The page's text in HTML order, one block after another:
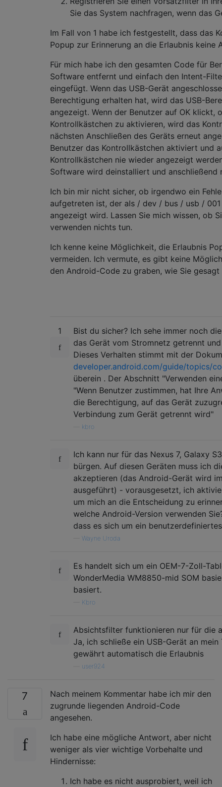
Sie das System nachfragen, wenn das
Im Fall von 1 habe ich festgestellt, dass das
Popup zur Erinnerung an die Erlaubnis keine
Für mich habe ich den gesamten Code für
Software entfernt und einfach den Intent-
eingefügt. Wenn das USB-Gerät
Berechtigung erhalten hat, wird das USB-
angezeigt. Wenn der Benutzer auf OK klickt,
Kontrollkästchen zu aktivieren, wird das
nächsten Anschließen des Geräts erneut
Benutzer das Kontrollkästchen aktiviert und
Kontrollkästchen nie wieder angezeigt
Software wird deinstalliert und anschließend
Ich bin mir nicht sicher, ob irgendwo ein
aufgetreten ist, der als / dev / bus / usb /
angezeigt wird. Lassen Sie mich wissen, ob
verwenden nichts tun.
Ich kenne keine Möglichkeit, die Erlaubnis
vermeiden. Ich vermute, es gibt keine
den Android-Code zu graben, wie Sie gesagt
1
Bist du sicher? Ich sehe immer noch
das Gerät vom Stromnetz getrennt
Dieses Verhalten stimmt mit der
developer.android.com/guide/topics/
überein . Der Abschnitt "Verwenden
"Wenn Benutzer zustimmen, hat Ihre
die Berechtigung, auf das Gerät
Verbindung zum Gerät getrennt wird"
kbro
Ich kann nur für das Nexus 7, Galaxy
bürgen. Auf diesen Geräten muss ich
akzeptieren (das Android-Gerät wird
ausgeführt) - vorausgesetzt, ich
um mich an die Entscheidung zu
welche Android-Version verwenden
dass es sich um ein
Wayne Uroda
Es handelt sich um ein OEM-7-Zoll-
WonderMedia WM8850-mid SOM
basiert.
Kbro
Absichtsfilter funktionieren nur für die
Ja, ich schließe ein USB-Gerät an mein
gewährt automatisch die Erlaubnis
user924
7
Nach meinem Kommentar habe ich mir den
zugrunde liegenden Android-Code
angesehen.
Ich habe eine mögliche Antwort, aber nicht
weniger als vier wichtige Vorbehalte und
Hindernisse:
Ich habe es nicht ausprobiert, weil ich